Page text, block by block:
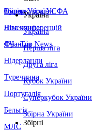
Збірна України
Італія
Німеччина
Франція
Нідерланди
Туреччина
Португалія
Бельгія
МЛС
Суперкубок УЄФА
Ліга конференцій
ЛЧ - Top News
Україна
Україна
Перша ліга
Друга ліга
Кубок України
Суперкубок України
Збірна України
Збірні